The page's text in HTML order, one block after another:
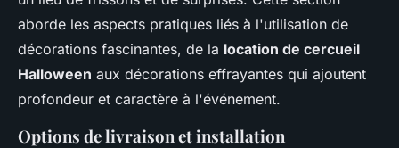
aborde les aspects pratiques liés à l'utilisation de
décorations fascinantes, de la location de cercueil
Halloween aux décorations effrayantes qui ajoutent
profondeur et caractère à l'événement.
Options de livraison et installation